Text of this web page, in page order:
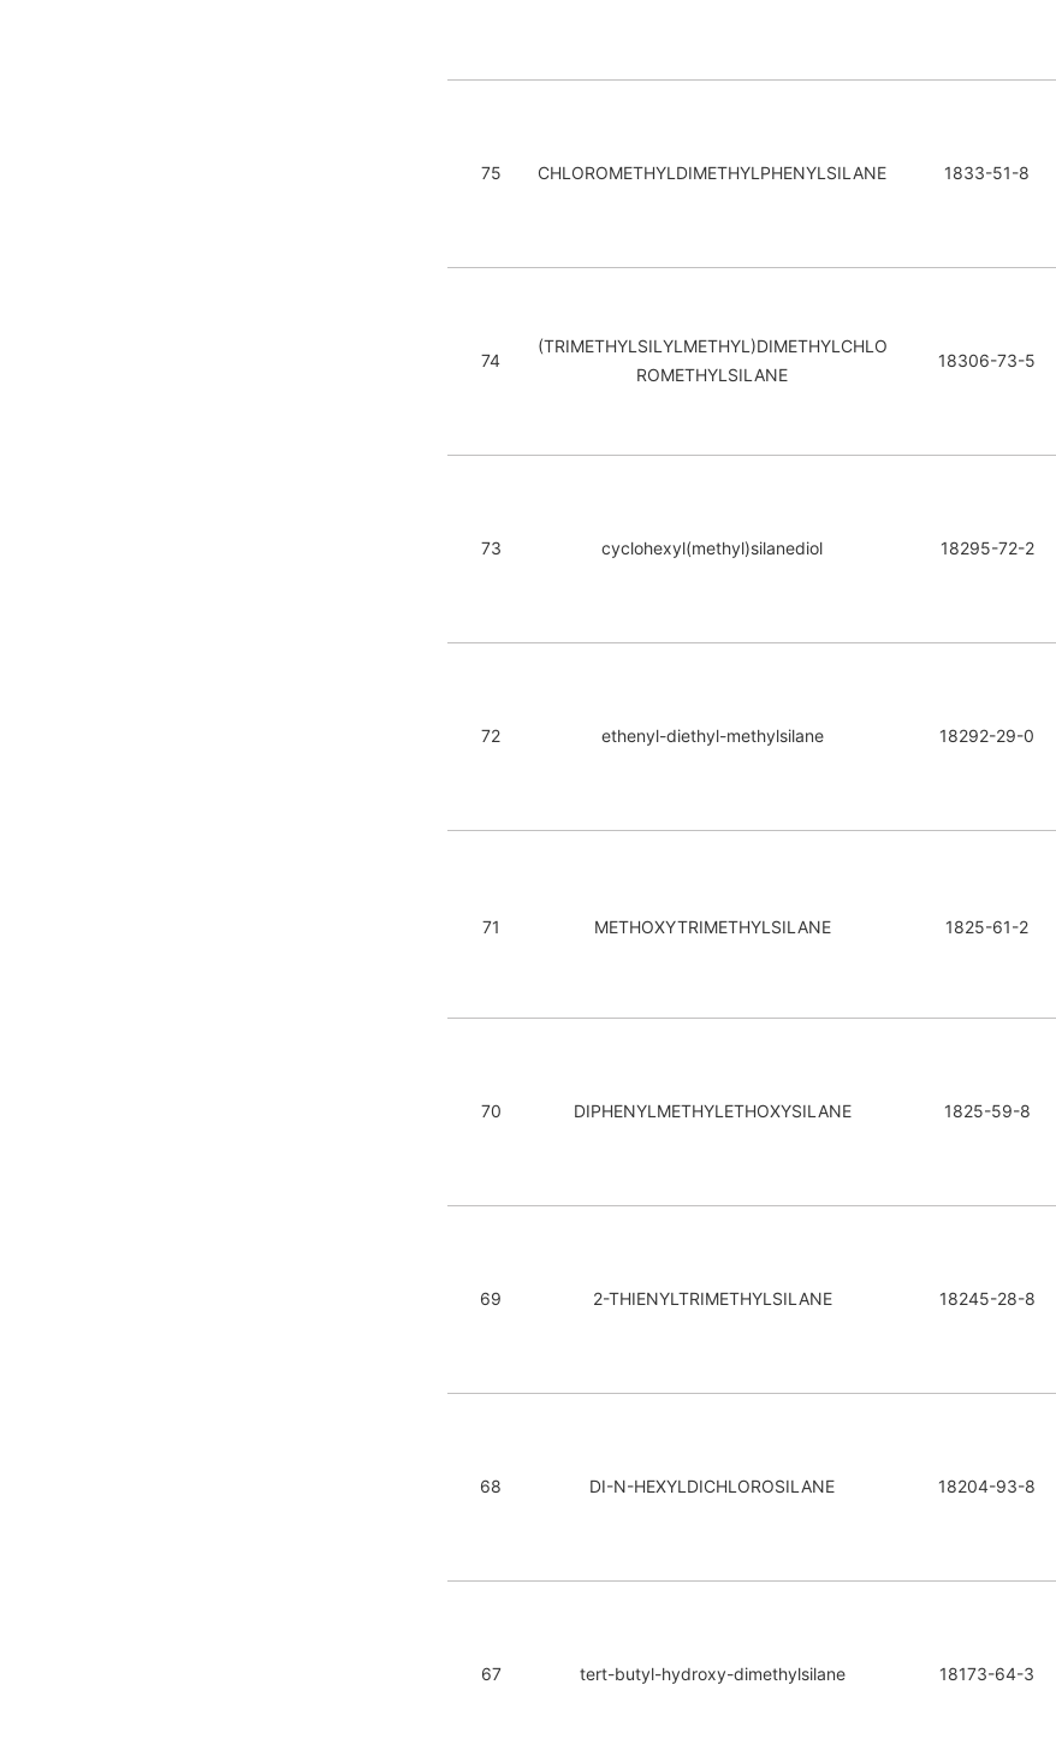
75 CHLOROMETHYLDIMETHYLPHENYLSILANE 1833-51-8
74
(TRIMETHYLSILYLMETHYL)DIMETHYLCHLO
ROMETHYLSILANE
18306-73-5
73 cyclohexyl(methyl)silanediol 18295-72-2
72 ethenyl-diethyl-methylsilane 18292-29-0
71 METHOXYTRIMETHYLSILANE 1825-61-2
70 DIPHENYLMETHYLETHOXYSILANE 1825-59-8
69 2-THIENYLTRIMETHYLSILANE 18245-28-8
68 DI-N-HEXYLDICHLOROSILANE 18204-93-8
67 tert-butyl-hydroxy-dimethylsilane 18173-64-3